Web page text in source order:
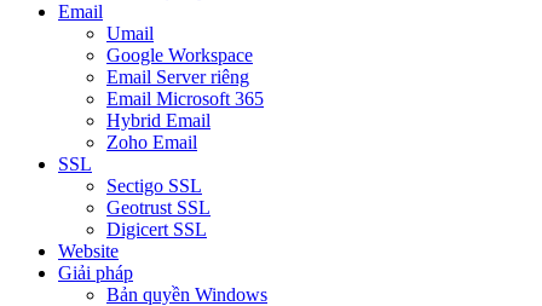
Email
Umail
Google Workspace
Email Server riêng
Email Microsoft 365
Hybrid Email
Zoho Email
SSL
Sectigo SSL
Geotrust SSL
Digicert SSL
Website
Giải pháp
Bản quyền Windows